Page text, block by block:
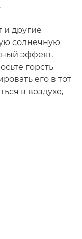
и другие
солнечную
эффект,
горсть
его в тот
в воздухе,